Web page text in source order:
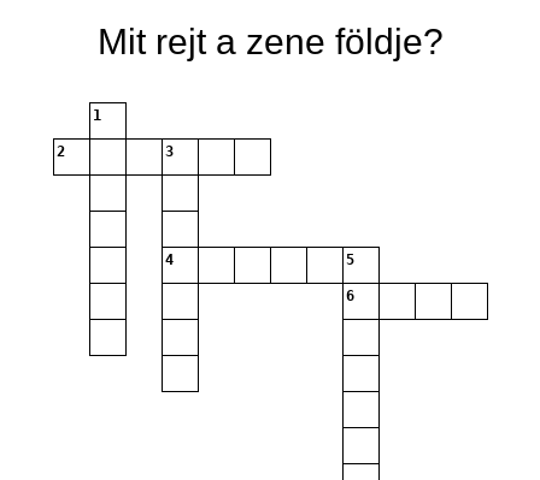
Mit rejt a zene földje?
1
2 3
4 5
6